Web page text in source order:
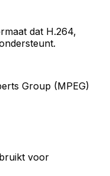
dat H.264,
Group (MPEG)
voor